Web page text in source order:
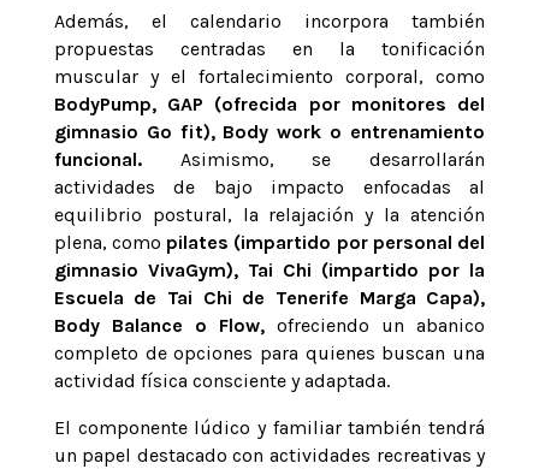
Además, el calendario incorpora también
propuestas centradas en la tonificación
muscular y el fortalecimiento corporal, como
BodyPump, GAP (ofrecida por monitores del
gimnasio Go fit), Body work o entrenamiento
funcional.Asimismo, se desarrollarán
actividades de bajo impacto enfocadas al
equilibrio postural, la relajación y la atención
plena, como pilates (impartido por personal del
gimnasio VivaGym), Tai Chi (impartido por la
Escuela de Tai Chi de Tenerife Marga Capa),
Body Balance o Flow, ofreciendo un abanico
completo de opciones para quienes buscan una
actividad física consciente y adaptada.
El componente lúdico y familiar también tendrá
un papel destacado con actividades recreativas y